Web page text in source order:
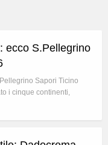
ecco S.Pellegrino
Sapori Ticino
i cinque continenti,